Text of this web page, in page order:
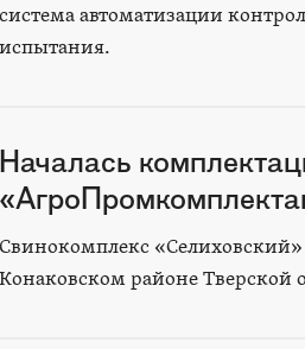
система автоматизации
испытания.
Началась
Свинокомплекс
Конаковском районе Тверской